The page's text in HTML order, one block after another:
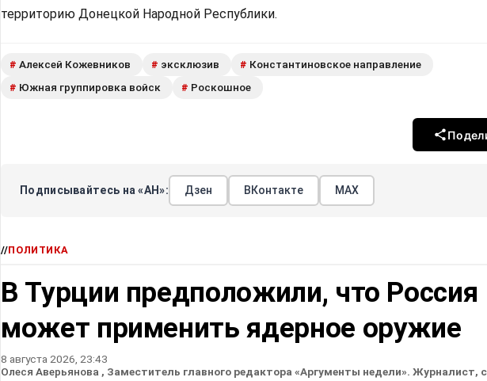
территорию Донецкой Народной Республики.
# Алексей Кожевников # эксклюзив # Константиновское направление
# Южная группировка войск # Роскошное
Подписывайтесь на «АН»: Дзен ВКонтакте МАХ
//ПОЛИТИКА
В Турции предположили, что Россия
может применить ядерное оружие
8 августа 2026, 23:43
Олеся Аверьянова , Заместитель главного редактора «Аргументы недели». Журналист,